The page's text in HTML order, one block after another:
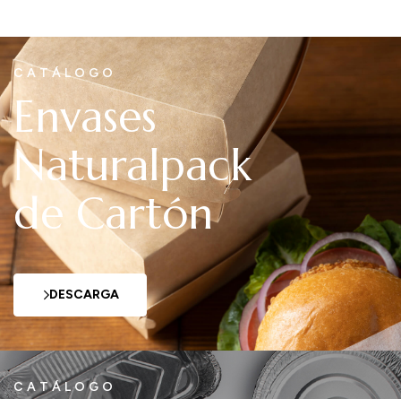
CATÁLOGO
Envases
Naturalpack
de Cartón
DESCARGA
CATÁLOGO